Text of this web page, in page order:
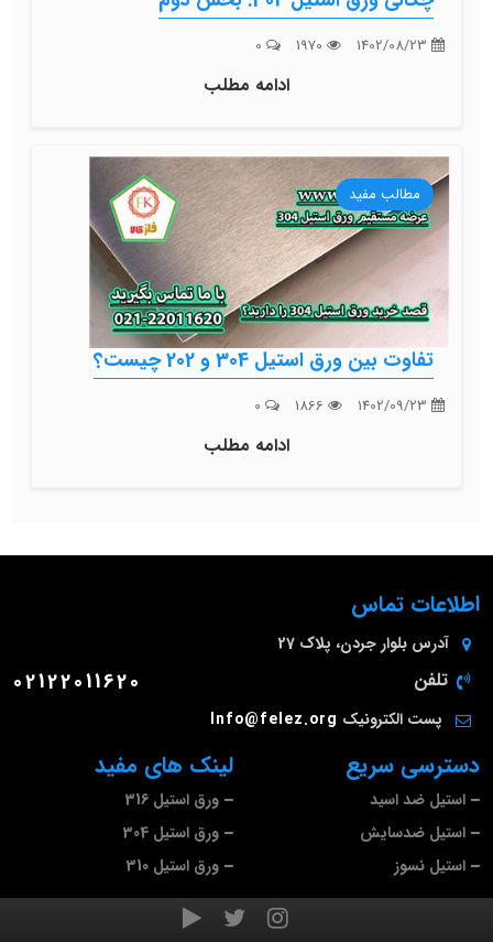
1970
0
مفید
ورق استیل 304 و 202 چیست؟
1866
0
لینک های مفید
جردن، پلاک 27
02122011620
Info@felez.org